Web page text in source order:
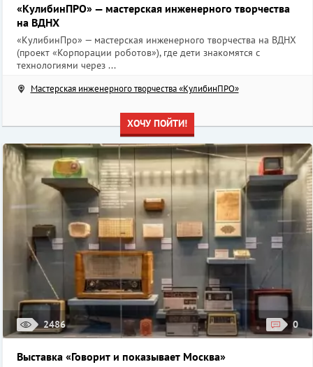
«КулибинПРО» — мастерская инженерного творчества
на ВДНХ
«КулибинПро» — мастерская инженерного творчества на ВДНХ
(проект «Корпорации роботов»), где дети знакомятся с
технологиями через ...
Мастерская инженерного творчества «КулибинПРО»
ХОЧУ ПОЙТИ!
2486 0
Выставка «Говорит и показывает Москва»